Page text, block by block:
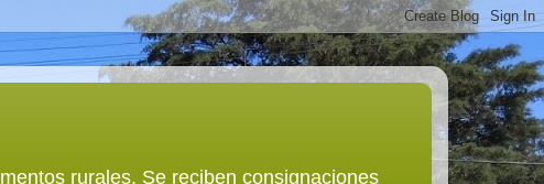
rurales. Se reciben consignaciones